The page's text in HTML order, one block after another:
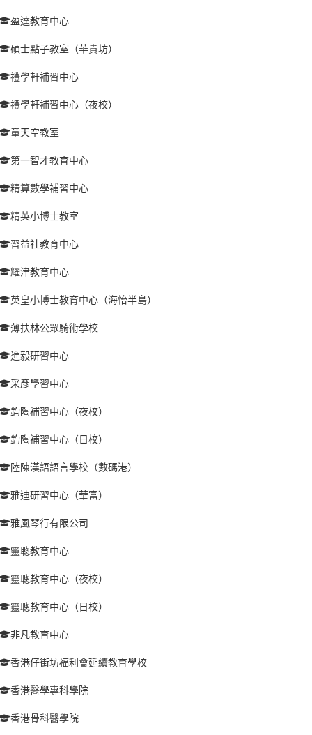
盈達教育中心
碩士點子教室（華貴坊）
禮學軒補習中心
禮學軒補習中心（夜校）
童天空教室
第一智才教育中心
精算數學補習中心
精英小博士教室
習益社教育中心
耀津教育中心
英皇小博士教育中心（海怡半島）
薄扶林公眾騎術學校
進毅研習中心
采彥學習中心
鈞陶補習中心（夜校）
鈞陶補習中心（日校）
陸陳漢語語言學校（數碼港）
雅迪研習中心（華富）
雅風琴行有限公司
靈聰教育中心
靈聰教育中心（夜校）
靈聰教育中心（日校）
非凡教育中心
香港仔街坊福利會延續教育學校
香港醫學專科學院
香港骨科醫學院